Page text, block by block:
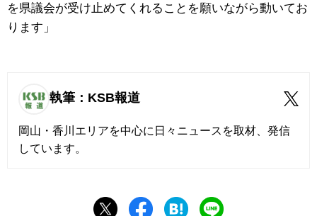
を県議会が受け止めてくれることを願いながら動いてお
ります」
執筆：KSB報道
岡山・香川エリアを中心に日々ニュースを取材、発信
しています。